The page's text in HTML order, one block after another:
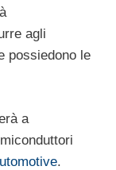
agli
possiedono le
a
.